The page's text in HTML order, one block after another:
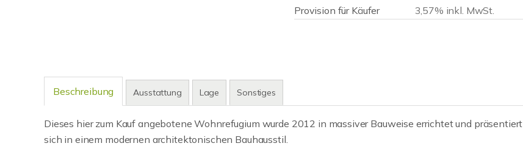
Provision für Käufer
3,57% inkl. MwSt.
Beschreibung Ausstattung Lage Sonstiges
Dieses hier zum Kauf angebotene Wohnrefugium wurde 2012 in massiver Bauweise errichtet und präsentiert
sich in einem modernen architektonischen Bauhausstil.